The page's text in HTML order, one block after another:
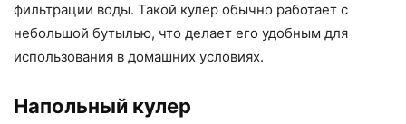
фильтрации воды. Такой кулер обычно работает с
небольшой бутылью, что делает его удобным для
использования в домашних условиях.
Напольный кулер